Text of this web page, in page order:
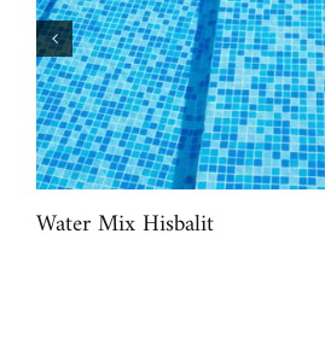
Water Mix Hisbalit